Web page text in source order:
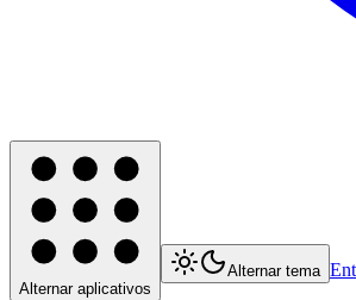
Alternar aplicativos
Alternar tema